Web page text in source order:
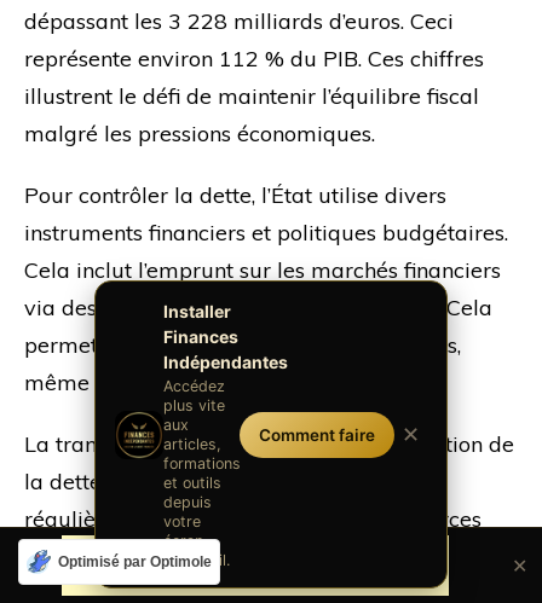
dépassant les 3 228 milliards d’euros. Ceci
représente environ 112 % du PIB. Ces chiffres
illustrent le défi de maintenir l’équilibre fiscal
malgré les pressions économiques.
Pour contrôler la dette, l’État utilise divers
instruments financiers et politiques budgétaires.
Cela inclut l’emprunt sur les marchés financiers
via des obligations et des bons du Trésor. Cela
permet de financer les dépenses publiques,
même en période de déficit budgétaire.
La transparence et l’efficience dans la gestion de
la dette sont essentielles. L’AFT publie
régulièrement des rapports et des ressources
pédagogiques pour informer les citoyens et
renforcer la compréhension du processus de
Optimisé par Optimole ✕
Installer
Finances
Indépendantes
Accédez
plus vite
aux
articles,
formations
et outils
depuis
votre
écran
d'accueil.
Comment faire ✕